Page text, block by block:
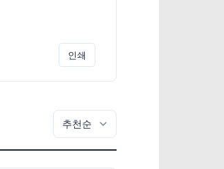
인쇄